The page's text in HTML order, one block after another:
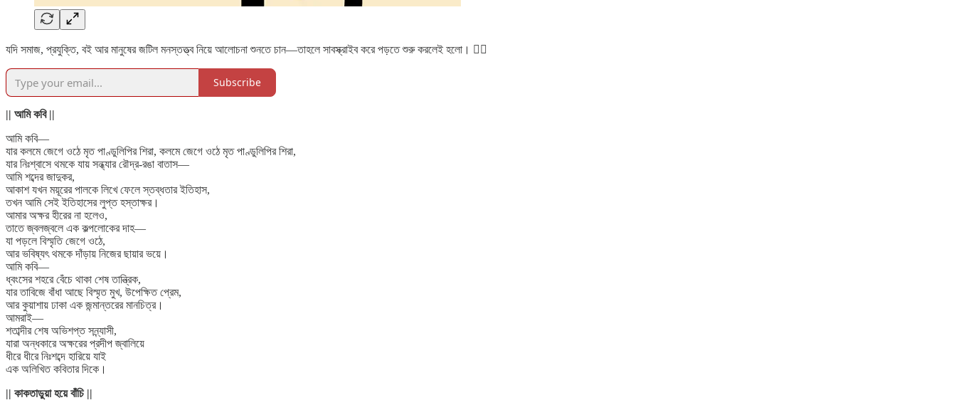
যদি সমাজ, প্রযুক্তি, বই আর মানুষের জটিল মনস্তত্ত্ব নিয়ে আলোচনা শুনতে চান—তাহলে সাবস্ক্রাইব করে পড়তে শুরু করলেই হলো। 👇🏻
Subscribe
|| আমি কবি ||
আমি কবি—
যার কলমে জেগে ওঠে মৃত পাণ্ডুলিপির শিরা, কলমে জেগে ওঠে মৃত পাণ্ডুলিপির শিরা,
যার নিঃশ্বাসে থমকে যায় সন্ধ্যার রৌদ্র-রঙা বাতাস—
আমি শব্দের জাদুকর,
আকাশ যখন ময়ূরের পালকে লিখে ফেলে স্তব্ধতার ইতিহাস,
তখন আমি সেই ইতিহাসের লুপ্ত হস্তাক্ষর।
আমার অক্ষর হীরের না হলেও,
তাতে জ্বলজ্বলে এক কল্পলোকের দাহ—
যা পড়লে বিস্মৃতি জেগে ওঠে,
আর ভবিষ্যৎ থমকে দাঁড়ায় নিজের ছায়ার ভয়ে।
আমি কবি—
ধ্বংসের শহরে বেঁচে থাকা শেষ তান্ত্রিক,
যার তাবিজে বাঁধা আছে বিস্মৃত মুখ, উপেক্ষিত প্রেম,
আর কুয়াশায় ঢাকা এক জন্মান্তরের মানচিত্র।
আমরাই—
শতাব্দীর শেষ অভিশপ্ত সন্ন্যাসী,
যারা অন্ধকারে অক্ষরের প্রদীপ জ্বালিয়ে
ধীরে ধীরে নিঃশব্দে হারিয়ে যাই
এক অলিখিত কবিতার দিকে।
|| কাকতাড়ুয়া হয়ে বাঁচি ||